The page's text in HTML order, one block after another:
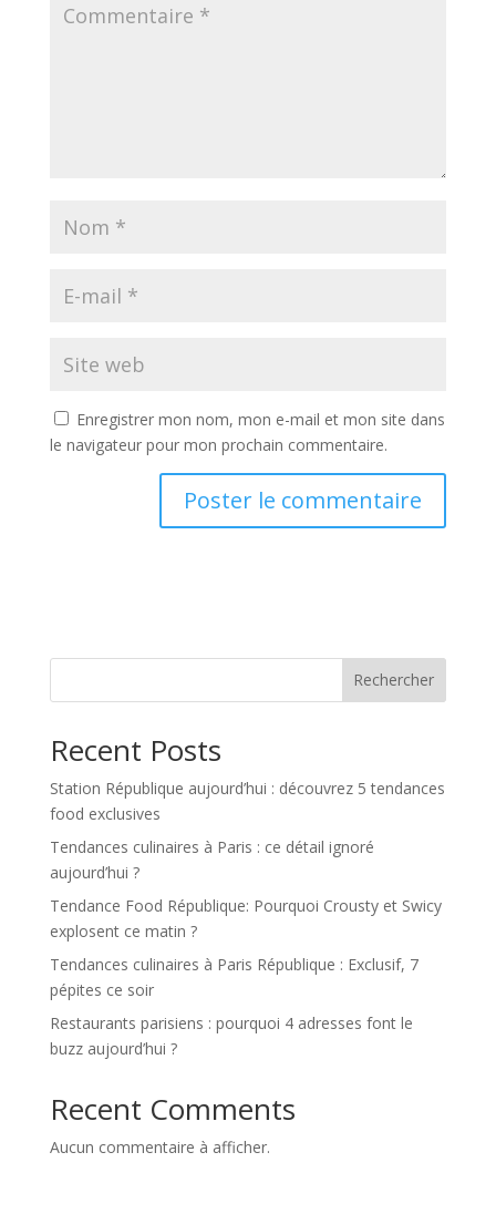
Enregistrer mon nom, mon e-mail et mon site dans
le navigateur pour mon prochain commentaire.
Rechercher
Recent Posts
Station République aujourd’hui : découvrez 5 tendances
food exclusives
Tendances culinaires à Paris : ce détail ignoré
aujourd’hui ?
Tendance Food République: Pourquoi Crousty et Swicy
explosent ce matin ?
Tendances culinaires à Paris République : Exclusif, 7
pépites ce soir
Restaurants parisiens : pourquoi 4 adresses font le
buzz aujourd’hui ?
Recent Comments
Aucun commentaire à afficher.